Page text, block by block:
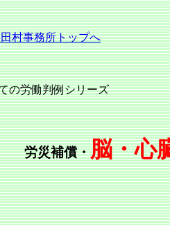
村事務所トップへ
の労働判例シリーズ
・脳・心